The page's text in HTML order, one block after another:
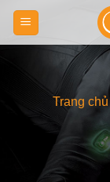
Skip
content
Trang chủ